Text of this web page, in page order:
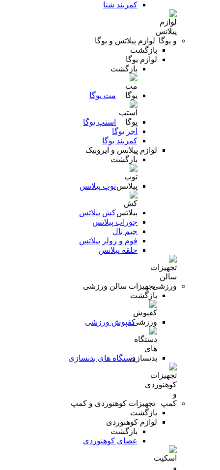
کمربند شنا
لوازم پیلاتس و یوگا
بازگشت
لوازم یوگا
بازگشت
مت یوگا
استپ یوگا
آجر یوگا
کمربند یوگا
لوازم پیلاتس و ایروبیک
بازگشت
توپ پیلاتس
کش پیلاتس
جوراب پیلاتس
جیم بال
فوم و رولر پیلاتس
حلقه پیلاتس
تجهیزات سالن ورزشی
بازگشت
کفپوش ورزشی
دستگاه های بدنسازی
تجهیزات کوهنوردی و کمپ
بازگشت
لوازم کوهنوردی
بازگشت
عصای کوهنوردی